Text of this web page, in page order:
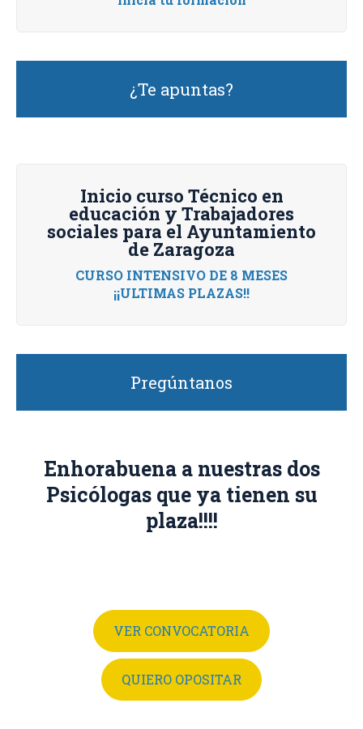
¿Te apuntas?
Inicio curso Técnico en
educación y Trabajadores
sociales para el Ayuntamiento
de Zaragoza
CURSO INTENSIVO DE 8 MESES
¡¡ULTIMAS PLAZAS!!
Pregúntanos
Enhorabuena a nuestras dos
Psicólogas que ya tienen su
plaza!!!!
VER CONVOCATORIA
QUIERO OPOSITAR